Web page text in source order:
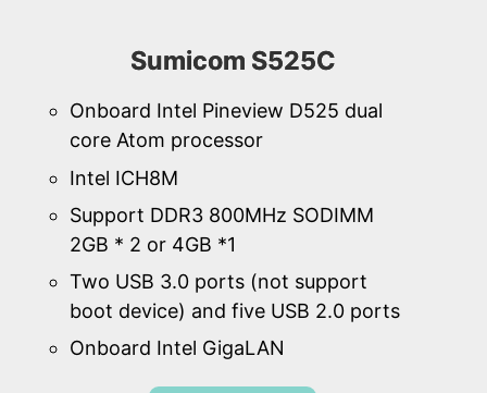
Sumicom S525C
Onboard Intel Pineview D525 dual
core Atom processor
Intel ICH8M
Support DDR3 800MHz SODIMM
2GB * 2 or 4GB *1
Two USB 3.0 ports (not support
boot device) and five USB 2.0 ports
Onboard Intel GigaLAN